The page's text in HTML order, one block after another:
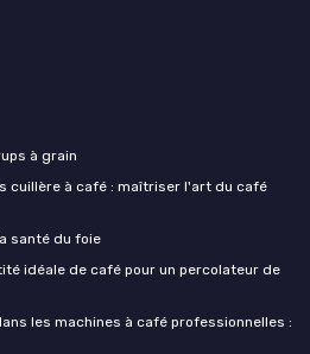
à grain
cuillère à café : maîtriser l'art du café
santé du foie
idéale de café pour un percolateur de
les machines à café professionnelles :